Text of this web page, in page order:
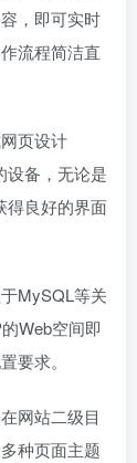
，即可实时
流程简洁直
页设计
设备，无论是
得良好的界面
MySQL等关
Web空间即
要求。
网站二级目
种页面主题